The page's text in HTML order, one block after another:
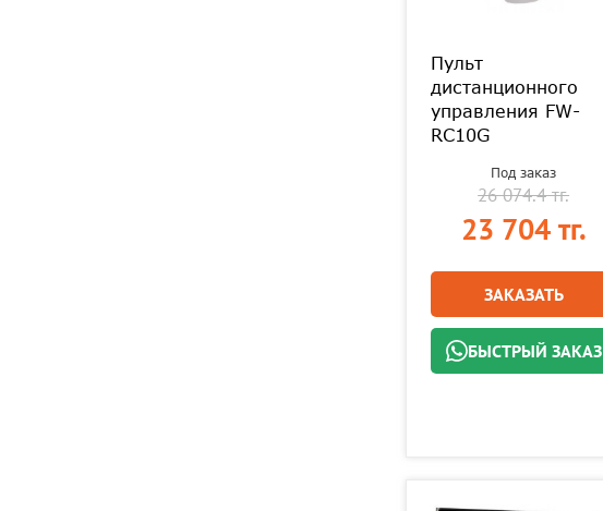
Пульт
дистанционного
управления FW-
RC10G
Под заказ
26 074.4 тг.
23 704 тг.
ЗАКАЗАТЬ
БЫСТРЫЙ ЗАКАЗ